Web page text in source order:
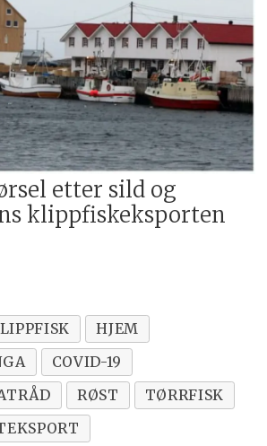
etter sild og
klippfiskeksporten
HJEM
COVID-19
RØST
TØRRFISK